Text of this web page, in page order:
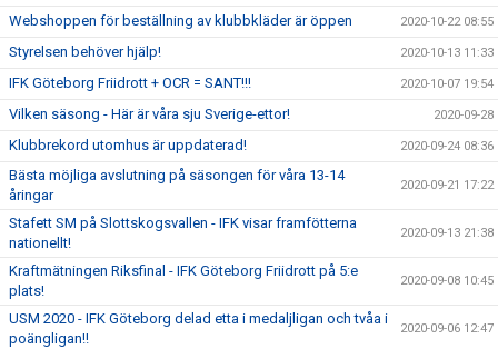
Webshoppen för beställning av klubbkläder är öppen 2020-10-22 08:55
Styrelsen behöver hjälp! 2020-10-13 11:33
IFK Göteborg Friidrott + OCR = SANT!!! 2020-10-07 19:54
Vilken säsong - Här är våra sju Sverige-ettor! 2020-09-28
Klubbrekord utomhus är uppdaterad! 2020-09-24 08:36
Bästa möjliga avslutning på säsongen för våra 13-14
åringar
2020-09-21 17:22
Stafett SM på Slottskogsvallen - IFK visar framfötterna
nationellt!
2020-09-13 21:38
Kraftmätningen Riksfinal - IFK Göteborg Friidrott på 5:e
plats!
2020-09-08 10:45
USM 2020 - IFK Göteborg delad etta i medaljligan och tvåa i
poängligan!!
2020-09-06 12:47